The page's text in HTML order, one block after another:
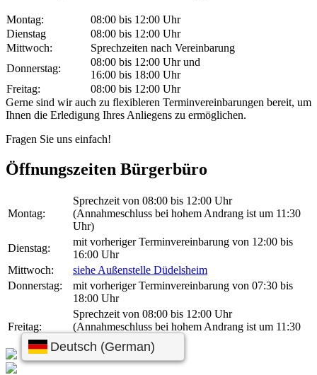
Montag:
08:00 bis 12:00 Uhr
Dienstag
08:00 bis 12:00 Uhr
Mittwoch:
Sprechzeiten nach Vereinbarung
Donnerstag:
08:00 bis 12:00 Uhr und
16:00 bis 18:00 Uhr
Freitag:
08:00 bis 12:00 Uhr
Gerne sind wir auch zu flexibleren Terminvereinbarungen bereit, um
Ihnen die Erledigung Ihres Anliegens zu ermöglichen.
Fragen Sie uns einfach!
Öffnungszeiten Bürgerbüro
Montag:
Sprechzeit von 08:00 bis 12:00 Uhr
(Annahmeschluss bei hohem Andrang ist um 11:30
Uhr)
Dienstag:
mit vorheriger Terminvereinbarung von 12:00 bis
16:00 Uhr
Mittwoch:
siehe Außenstelle Düdelsheim
Donnerstag:
mit vorheriger Terminvereinbarung von 07:30 bis
18:00 Uhr
Freitag:
Sprechzeit von 08:00 bis 12:00 Uhr
(Annahmeschluss bei hohem Andrang ist um 11:30
Uhr)